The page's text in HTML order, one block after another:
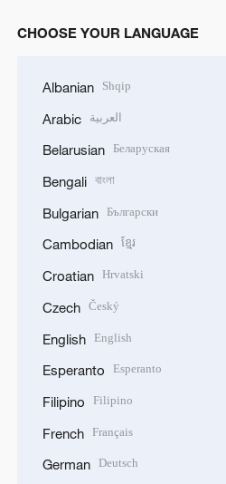
CHOOSE YOUR LANGUAGE
Albanian Shqip
Arabic العربية
Belarusian Беларуская
Bengali বাংলা
Bulgarian Български
Cambodian ខ្មែរ
Croatian Hrvatski
Czech Český
English English
Esperanto Esperanto
Filipino Filipino
French Français
German Deutsch